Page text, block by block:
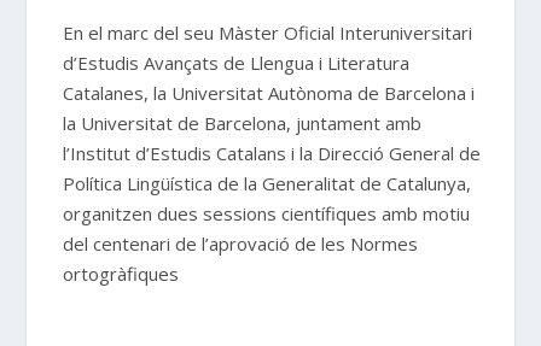
En el marc del seu Màster Oficial Interuniversitari
d’Estudis Avançats de Llengua i Literatura
Catalanes, la Universitat Autònoma de Barcelona i
la Universitat de Barcelona, juntament amb
l’Institut d’Estudis Catalans i la Direcció General de
Política Lingüística de la Generalitat de Catalunya,
organitzen dues sessions científiques amb motiu
del centenari de l’aprovació de les Normes
ortogràfiques